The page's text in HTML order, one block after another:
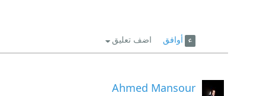
أوافق اضف تعليق
Ahmed Mansour